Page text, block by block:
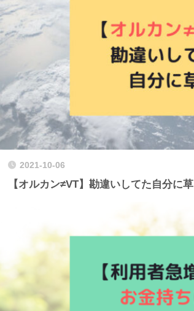
2021-10-06
【オルカン≠VT】勘違いしてた自分に草